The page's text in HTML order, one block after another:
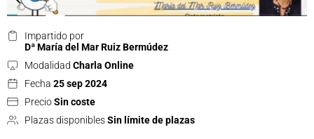
Impartido por
Dª María del Mar Ruiz Bermúdez
Modalidad Charla Online
Fecha 25 sep 2024
PrecioSin coste
Plazas disponiblesSin límite de plazas